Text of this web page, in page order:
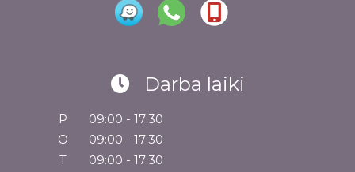
Darba laiki
P
09:00 - 17:30
O
09:00 - 17:30
T
09:00 - 17:30